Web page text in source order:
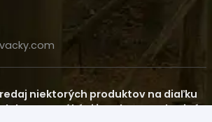
niektorých produktov na diaľku
sa musí kúpiť osobne na Zbrojný